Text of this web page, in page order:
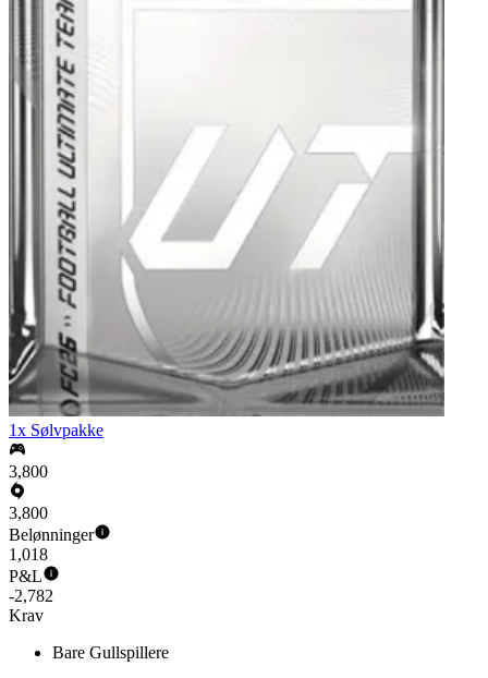
1x Sølvpakke
3,800
3,800
Belønninger
1,018
P&L
-2,782
Krav
Bare Gullspillere